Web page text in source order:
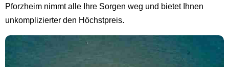
Pforzheim nimmt alle Ihre Sorgen weg und bietet Ihnen
unkomplizierter den Höchstpreis.